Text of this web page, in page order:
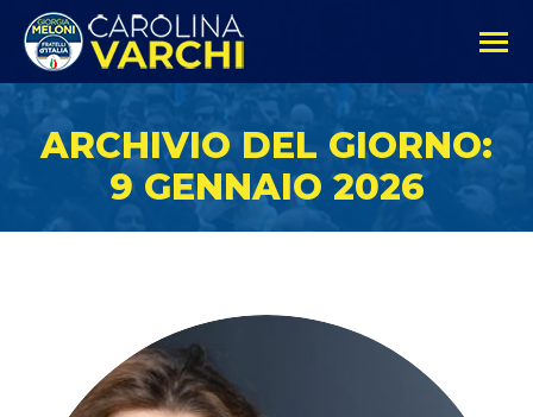
ARCHIVIO DEL GIORNO:
9 GENNAIO 2026